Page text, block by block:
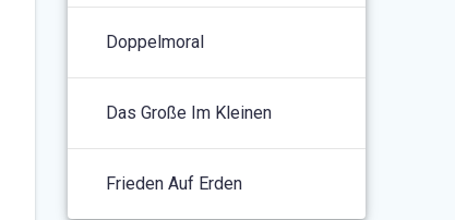
Doppelmoral
Das Große Im Kleinen
Frieden Auf Erden